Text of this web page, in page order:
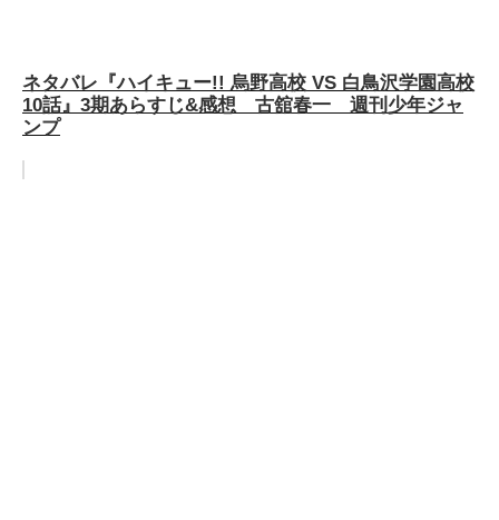
ネタバレ『ハイキュー!! 烏野高校 VS 白鳥沢学園高校
10話』3期あらすじ&感想 古舘春一 週刊少年ジャ
ンプ